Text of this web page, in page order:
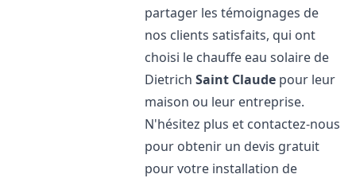
partager les témoignages de
nos clients satisfaits, qui ont
choisi le chauffe eau solaire de
DietrichSaint Claude pour leur
maison ou leur entreprise.
N'hésitez plus et contactez-nous
pour obtenir un devis gratuit
pour votre installation de